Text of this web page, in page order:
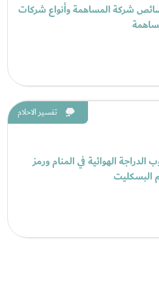
شركة المساهمة وأنواع شركات
تفسير الاحلام
الدراجة الهوائية في المنام ورمز
البسكليت